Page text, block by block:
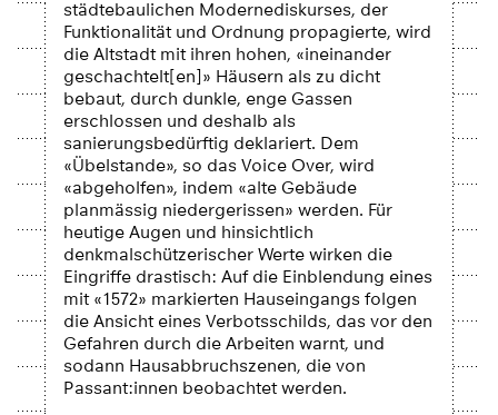
städtebaulichen Modernediskurses, der
Funktionalität und Ordnung propagierte, wird
die Altstadt mit ihren hohen, «ineinander
geschachtelt[en]» Häusern als zu dicht
bebaut, durch dunkle, enge Gassen
erschlossen und deshalb als
sanierungsbedürftig deklariert. Dem
«Übelstande», so das Voice Over, wird
«abgeholfen», indem «alte Gebäude
planmässig niedergerissen» werden. Für
heutige Augen und hinsichtlich
denkmalschützerischer Werte wirken die
Eingriffe drastisch: Auf die Einblendung eines
mit «1572» markierten Hauseingangs folgen
die Ansicht eines Verbotsschilds, das vor den
Gefahren durch die Arbeiten warnt, und
sodann Hausabbruchszenen, die von
Passant:innen beobachtet werden.